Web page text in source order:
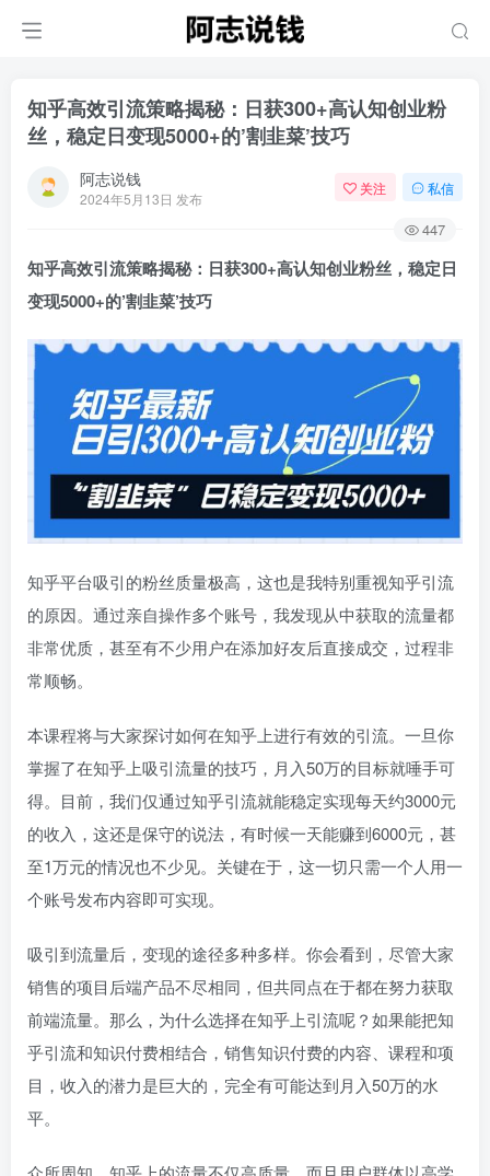
知乎高效引流策略揭秘：日获300+高认知创业粉
丝，稳定日变现5000+的’割韭菜’技巧
阿志说钱
2024年5月13日 发布
关注 私信
447
知乎高效引流策略揭秘：日获300+高认知创业粉丝，稳定日
变现5000+的’割韭菜’技巧
知乎平台吸引的粉丝质量极高，这也是我特别重视知乎引流
的原因。通过亲自操作多个账号，我发现从中获取的流量都
非常优质，甚至有不少用户在添加好友后直接成交，过程非
常顺畅。
本课程将与大家探讨如何在知乎上进行有效的引流。一旦你
掌握了在知乎上吸引流量的技巧，月入50万的目标就唾手可
得。目前，我们仅通过知乎引流就能稳定实现每天约3000元
的收入，这还是保守的说法，有时候一天能赚到6000元，甚
至1万元的情况也不少见。关键在于，这一切只需一个人用一
个账号发布内容即可实现。
吸引到流量后，变现的途径多种多样。你会看到，尽管大家
销售的项目后端产品不尽相同，但共同点在于都在努力获取
前端流量。那么，为什么选择在知乎上引流呢？如果能把知
乎引流和知识付费相结合，销售知识付费的内容、课程和项
目，收入的潜力是巨大的，完全有可能达到月入50万的水
平。